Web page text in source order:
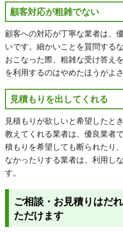
顧客対応が粗雑でない
顧客への対応が丁寧な業者は、
いです。細かいことを質問する
おこなった際、粗雑な受け答え
を利用するのはやめたほうがよさ
見積もりを出してくれる
見積もりが欲しいと希望したと
教えてくれる業者は、優良業者
積もりを希望しても断られたり
なかったりする業者は、利用し
す。
ご相談・お見積りはだ
ただけます